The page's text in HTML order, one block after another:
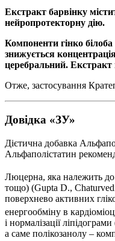
Екстракт барвінку
нейропротекторну дію.
Компоненти гінко
знижується
церебральний. Екстракт
Отже, застосування
Довідка «ЗУ»
Дієтична добавка
Альфаполістатин
Люцерна, яка належить до
тощо) (Gupta D.,
поверхнево активних
енергообміну в
і нормалізації
а саме полікозанолу –